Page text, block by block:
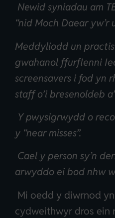
Newid syniadau am
“nid Moch Daear yw’r
Meddyliodd un
gwahanol ffurflenni
screensavers i fod yn
staff o’i bresenoldeb
Y pwysigrwydd o
y “near misses”.
Cael y person sy’n
arwyddo ei bod nhw
Mi oedd y diwrnod
cydweithwyr dros ein